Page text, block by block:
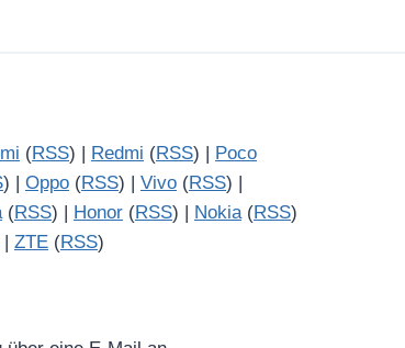
(RSS) | Redmi (RSS) | Poco
) | Oppo (RSS) | Vivo (RSS) |
(RSS) | Honor (RSS) | Nokia(RSS)
ZTE (RSS)